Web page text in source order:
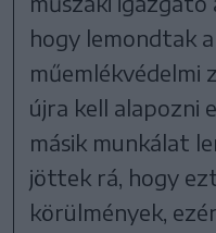
hogy lemondtak
műemlékvédelmi
újra kell alapozni
másik munkálat
jöttek rá, hogy
körülmények,